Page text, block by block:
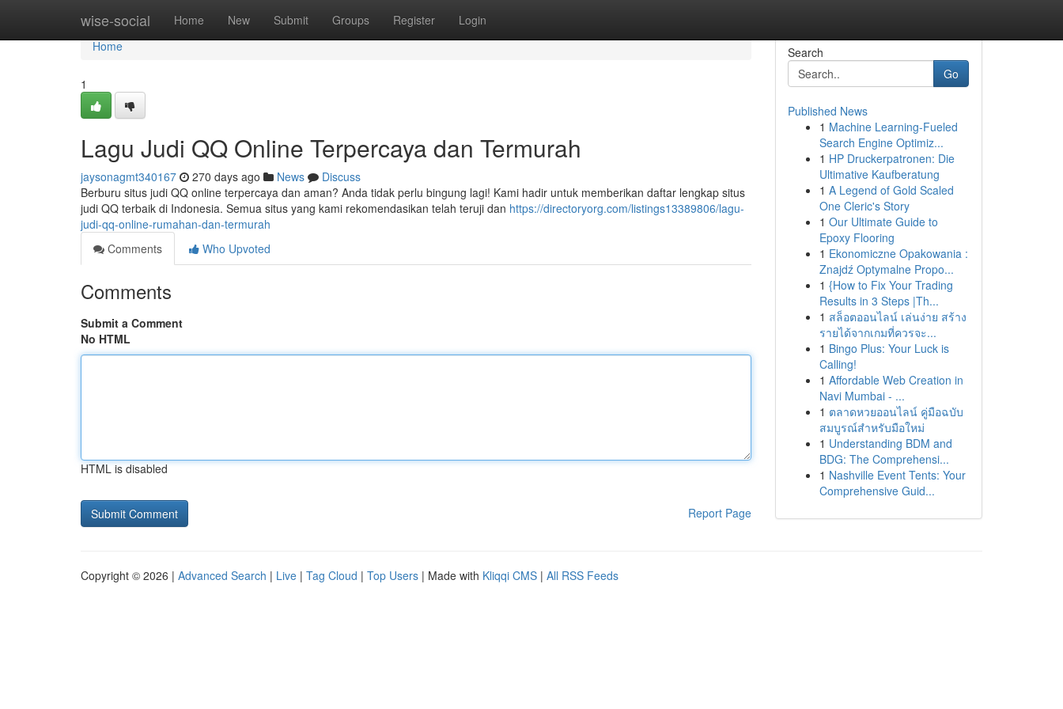
wise-social Home New Submit Groups Register Login
Home
Home
1
Lagu Judi QQ Online Terpercaya dan Termurah
jaysonagmt340167 270 days ago News
Discuss
Berburu situs judi QQ online terpercaya dan aman? Anda tidak perlu bingung lagi! Kami hadir untuk memberikan daftar lengkap situs
judi QQ terbaik di Indonesia. Semua situs yang kami rekomendasikan telah teruji dan https://directoryorg.com/listings13389806/lagu-
judi-qq-online-rumahan-dan-termurah
Comments
Who Upvoted
Comments
Submit a Comment
No HTML
HTML is disabled
Report Page
Search
Go
Published News
1 Machine Learning-Fueled
Search Engine Optimiz...
1 HP Druckerpatronen: Die
Ultimative Kaufberatung
1 A Legend of Gold Scaled
One Cleric's Story
1 Our Ultimate Guide to
Epoxy Flooring
1 Ekonomiczne Opakowania :
Znajdź Optymalne Propo...
1 {How to Fix Your Trading
Results in 3 Steps |Th...
1 สล็อตออนไลน์ เล่นง่าย สร้าง
รายได้จากเกมที่ควรจะ...
1 Bingo Plus: Your Luck is
Calling!
1 Affordable Web Creation in
Navi Mumbai - ...
1 ตลาดหวยออนไลน์ คู่มือฉบับ
สมบูรณ์สำหรับมือใหม่
1 Understanding BDM and
BDG: The Comprehensi...
1 Nashville Event Tents: Your
Comprehensive Guid...
Copyright © 2026 | Advanced Search | Live | Tag Cloud | Top Users | Made with Kliqqi CMS | All RSS Feeds